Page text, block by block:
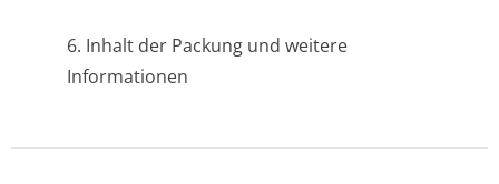
6. Inhalt der Packung und weitere
Informationen